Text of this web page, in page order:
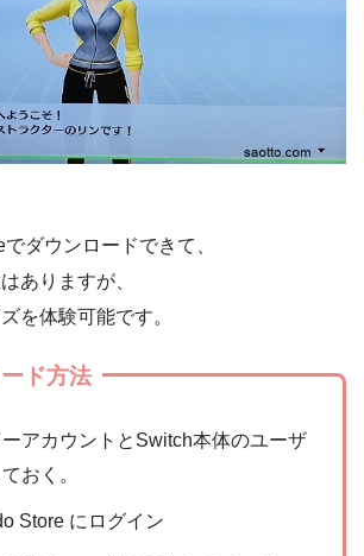
ダウンロードできて、
ありますが、
を体験可能です。
ド方法
アカウントとSwitch本体のユーザ
おく。
Store にログイン